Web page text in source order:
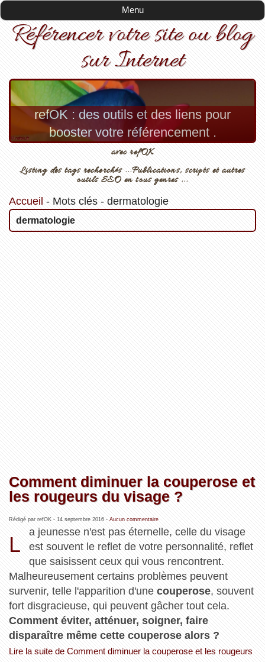
Menu
Référencer votre site ou blog
sur Internet
refOK : des outils et des liens pour
booster votre référencement .
avec refOK
Listing des tags recherchés ...Publications, scripts et autres
outils SEO en tous genres ...
Accueil - Mots clés- dermatologie
dermatologie
Comment diminuer la couperose et
les rougeurs du visage ?
Rédigé par refOK - 14 septembre 2016- Aucun commentaire
L
a jeunesse n'est pas éternelle, celle du visage
est souvent le reflet de votre personnalité, reflet
que saisissent ceux qui vous rencontrent.
Malheureusement certains problèmes peuvent
survenir, telle l'apparition d'une couperose, souvent
fort disgracieuse, qui peuvent gâcher tout cela.
Comment éviter, atténuer, soigner, faire
disparaître même cette couperose alors ?
Lire la suite de Comment diminuer la couperose et les rougeurs